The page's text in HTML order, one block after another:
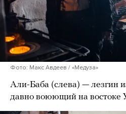
Фото: Макс Авдеев / «Медуза»
Али-Баба (слева) — лезгин
давно воюющий на востоке